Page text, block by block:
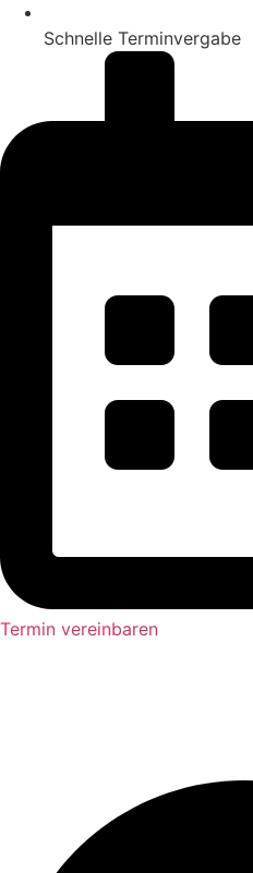
Schnelle Terminvergabe
Termin vereinbaren